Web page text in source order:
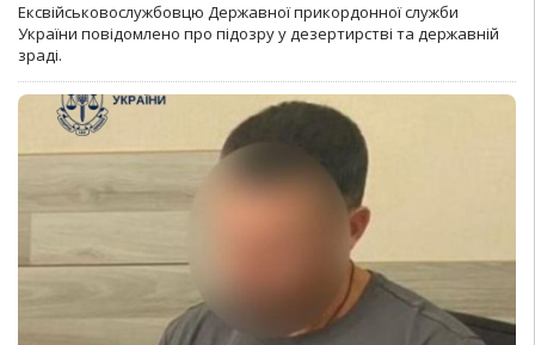
Ексвійськовослужбовцю Державної прикордонної служби
України повідомлено про підозру у дезертирстві та державній
зраді.